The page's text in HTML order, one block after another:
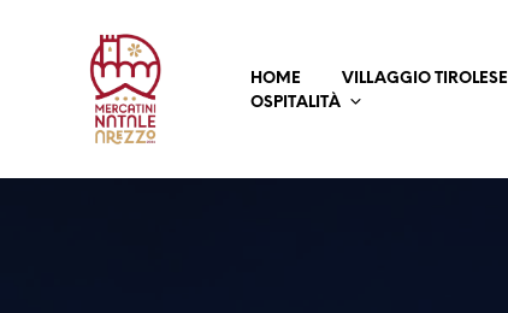
HOME VILLAGGIO TIROLESE
OSPITALITÀ